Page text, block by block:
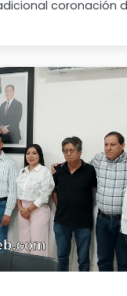
coronación